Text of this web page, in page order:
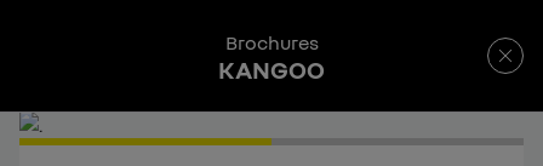
Brochures
KANGOO